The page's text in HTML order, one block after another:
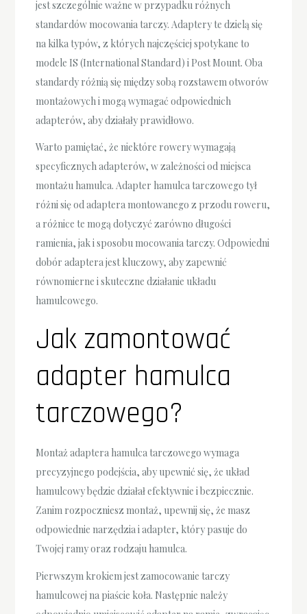
jest szczególnie ważne w przypadku różnych
standardów mocowania tarczy. Adaptery te dzielą się
na kilka typów, z których najczęściej spotykane to
modele IS (International Standard) i Post Mount. Oba
standardy różnią się między sobą rozstawem otworów
montażowych i mogą wymagać odpowiednich
adapterów, aby działały prawidłowo.
Warto pamiętać, że niektóre rowery wymagają
specyficznych adapterów, w zależności od miejsca
montażu hamulca. Adapter hamulca tarczowego tył
różni się od adaptera montowanego z przodu roweru,
a różnice te mogą dotyczyć zarówno długości
ramienia, jak i sposobu mocowania tarczy. Odpowiedni
dobór adaptera jest kluczowy, aby zapewnić
równomierne i skuteczne działanie układu
hamulcowego.
Jak zamontować
adapter hamulca
tarczowego?
Montaż adaptera hamulca tarczowego wymaga
precyzyjnego podejścia, aby upewnić się, że układ
hamulcowy będzie działał efektywnie i bezpiecznie.
Zanim rozpoczniesz montaż, upewnij się, że masz
odpowiednie narzędzia i adapter, który pasuje do
Twojej ramy oraz rodzaju hamulca.
Pierwszym krokiem jest zamocowanie tarczy
hamulcowej na piaście koła. Następnie należy